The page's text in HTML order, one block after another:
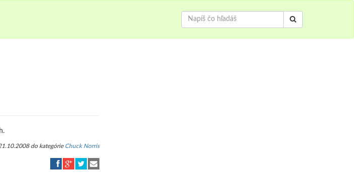
do kategórie Chuck Norris